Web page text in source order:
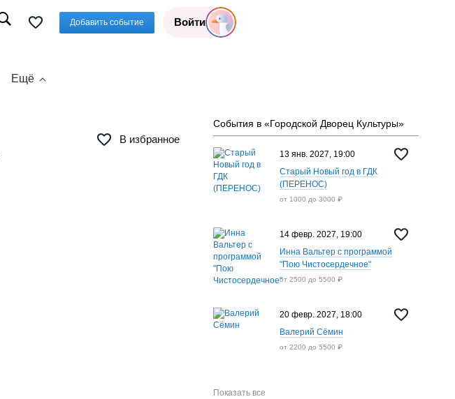
Добавить событие Войти
Ещё
В избранное
События в «Городской Дворец Культуры»
13 янв. 2027, 19:00
Старый Новый год в ГДК
(ПЕРЕНОС)
от 1000 до 3000 ₽
14 февр. 2027, 19:00
Инна Вальтер с программой
"Пою Чистосердечное"
от 2500 до 5500 ₽
20 февр. 2027, 18:00
Валерий Сёмин
от 2200 до 5500 ₽
Показать все